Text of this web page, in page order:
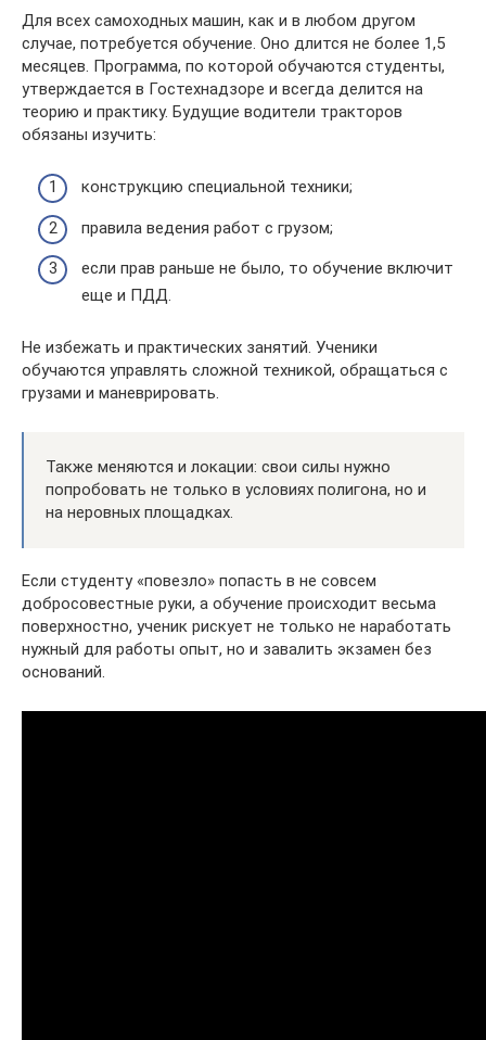
Для всех самоходных машин, как и в любом другом
случае, потребуется обучение. Оно длится не более 1,5
месяцев. Программа, по которой обучаются студенты,
утверждается в Гостехнадзоре и всегда делится на
теорию и практику. Будущие водители тракторов
обязаны изучить:
конструкцию специальной техники;
правила ведения работ с грузом;
если прав раньше не было, то обучение включит
еще и ПДД.
Не избежать и практических занятий. Ученики
обучаются управлять сложной техникой, обращаться с
грузами и маневрировать.
Также меняются и локации: свои силы нужно
попробовать не только в условиях полигона, но и
на неровных площадках.
Если студенту «повезло» попасть в не совсем
добросовестные руки, а обучение происходит весьма
поверхностно, ученик рискует не только не наработать
нужный для работы опыт, но и завалить экзамен без
оснований.